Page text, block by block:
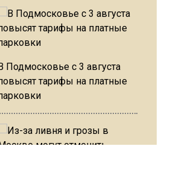
Подмосковье с 3 августа
тарифы на платные